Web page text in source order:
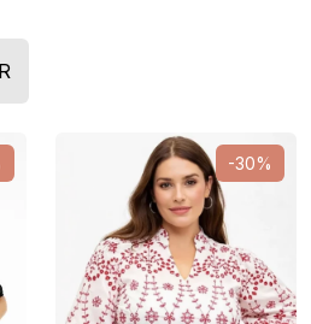
-30%